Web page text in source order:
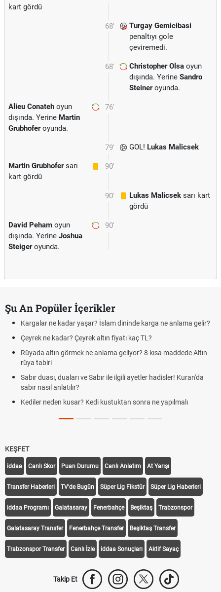
kart gördü
68'
Turgay Gemicibasi
penaltıyı gole
çeviremedi.
68' Christopher Olsa oyun
dışında. Yerine Sandro
Steineroyunda.
76'
Alieu Conateh oyun
dışında. Yerine Martin
Grubhoferoyunda.
79' GOL! Lukas Malicsek
90'
Martin Grubhofersarı
kart gördü
90' Lukas Malicsek sarı kart
gördü
90'
David Peham oyun
dışında. Yerine Joshua
Steigeroyunda.
Şu An Popüler İçerikler
Kargalar ne kadar yaşar? İslam dininde karga ne anlama gelir?
Çeyrek ne kadar? Çeyrek altın fiyatı kaç TL?
Rüyada altın görmek ne anlama geliyor? 8 kısa maddede Altın
rüya tabiri
Sabır duası, duaları ve Sabır ile ilgili ayetler hadisler! Kuran'da
sabır nasıl anlatılır?
Kediler neden kusar? Kedi kustuktan sonra ne yapılmalı
KEŞFET
iddaa Canlı Skor Puan Durumu Canlı Anlatım At Yarışı
Transfer Haberleri TV'de Bugün Süper Lig Fikstür Süper Lig Haberleri
iddaa Programı Galatasaray Fenerbahçe Beşiktaş Trabzonspor
Galatasaray Transfer Fenerbahçe Transfer Beşiktaş Transfer
Trabzonspor Transfer Canlı İzle iddaa Sonuçları Aktif Sayaç
Takip Et